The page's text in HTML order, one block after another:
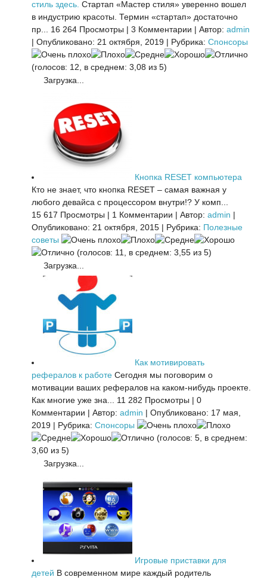
стиль здесь. Стартап «Мастер стиля» уверенно вошел
в индустрию красоты. Термин «стартап» достаточно
пр...
16 264 Просмотры | 3 Комментарии | Автор: admin
| Опубликовано: 21 октября, 2019 | Рубрика: Спонсоры
(голосов: 12, в среднем: 3,08 из 5)
Загрузка...
Кнопка RESET компьютера
Кто не знает, что кнопка RESET – самая важная у
любого девайса с процессором внутри!? У комп...
15 617 Просмотры | 1 Комментарии | Автор: admin |
Опубликовано: 21 октября, 2015 | Рубрика: Полезные
советы
(голосов: 11, в среднем: 3,55 из 5)
Загрузка...
Как мотивировать
рефералов к работе Сегодня мы поговорим о
мотивации ваших рефералов на каком-нибудь проекте.
Как многие уже зна...
11 282 Просмотры | 0
Комментарии | Автор: admin | Опубликовано: 17 мая,
2019 | Рубрика: Спонсоры
(голосов: 5, в среднем:
3,60 из 5)
Загрузка...
Игровые приставки для
детей В современном мире каждый родитель